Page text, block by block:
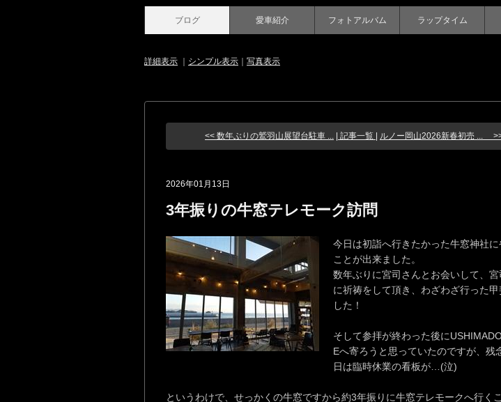
ブログ 愛車紹介 フォトアルバム ラップタイム
詳細表示 シンプル表示 写真表示
<< 数年ぶりの鷲羽山展望台駐車 ... | 記事一覧 | ルノー岡山2026新春初売 ...
2026年01月13日
3年振りの牛窓テレモーク訪問
今日は初詣へ行きたかった牛窓神社に
ことが出来ました。
数年ぶりに宮司さんとお会いして、宮
に祈祷をして頂き、わざわざ行った甲
した！
そして参拝が終わった後に
Eへ寄ろうと思っていたのですが、残
日は臨時休業の看板が…(泣)
というわけで、せっかくの牛窓ですから約3年振りに牛窓テレモークへ行く